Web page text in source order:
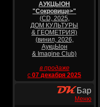
АУКЦЫОН
"Сокровище>"
(CD, 2025,
ДОМ КУЛЬТУРЫ
& ГЕОМЕТРИЯ)
(винил, 2026,
АукцЫон
& Imagine Club)
в продаже
с 07 декабря 2025
Бар
Меню